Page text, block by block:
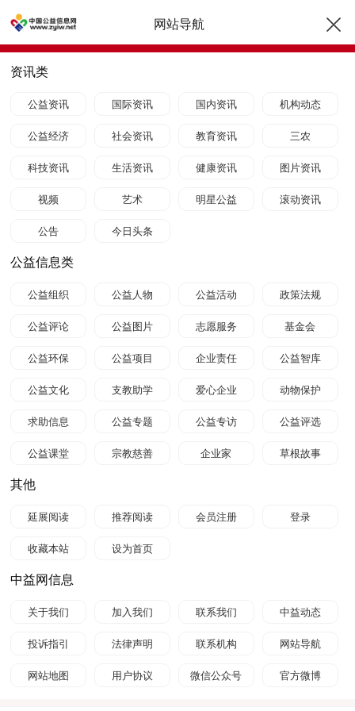
网站导航
资讯类
公益资讯 国际资讯 国内资讯 机构动态
公益经济 社会资讯 教育资讯 三农
科技资讯 生活资讯 健康资讯 图片资讯
视频 艺术 明星公益 滚动资讯
公告 今日头条
公益信息类
公益组织 公益人物 公益活动 政策法规
公益评论 公益图片 志愿服务 基金会
公益环保 公益项目 企业责任 公益智库
公益文化 支教助学 爱心企业 动物保护
求助信息 公益专题 公益专访 公益评选
公益课堂 宗教慈善 企业家 草根故事
其他
延展阅读 推荐阅读 会员注册 登录
收藏本站 设为首页
中益网信息
关于我们 加入我们 联系我们 中益动态
投诉指引 法律声明 联系机构 网站导航
网站地图 用户协议 微信公众号 官方微博